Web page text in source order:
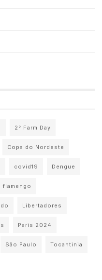
2° Farm Day
Copa do Nordeste
covid19 Dengue
flamengo
Libertadores
Paris 2024
São Paulo Tocantinia